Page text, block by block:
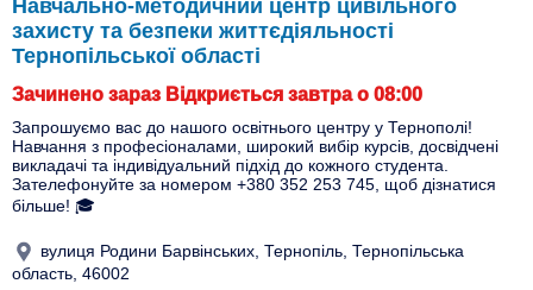
Навчально-методичний центр цивільного
захисту та безпеки життєдіяльності
Тернопільської області
Зачинено зараз Відкриється завтра о 08:00
Запрошуємо вас до нашого освітнього центру у Тернополі!
Навчання з професіоналами, широкий вибір курсів, досвідчені
викладачі та індивідуальний підхід до кожного студента.
Зателефонуйте за номером +380 352 253 745, щоб дізнатися
більше! 🎓
вулиця Родини Барвінських, Тернопіль, Тернопільська
область, 46002